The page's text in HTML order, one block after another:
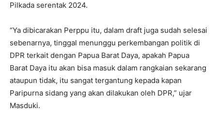
Pilkada serentak 2024.
“Ya dibicarakan Perppu itu, dalam draft juga sudah selesai
sebenarnya, tinggal menunggu perkembangan politik di
DPR terkait dengan Papua Barat Daya, apakah Papua
Barat Daya itu akan bisa masuk dalam rangkaian sekarang
ataupun tidak, itu sangat tergantung kepada kapan
Paripurna sidang yang akan dilakukan oleh DPR,” ujar
Masduki.